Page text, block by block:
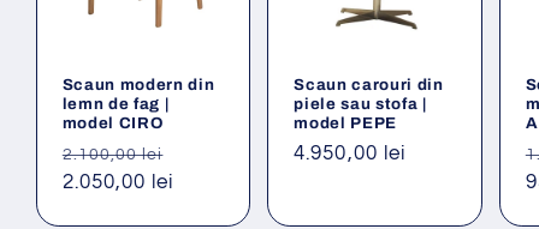
Scaun modern din
lemn de fag |
model CIRO
Preț
obișnuit
2.100,00 lei
2.050,00 lei
Scaun carouri din
piele sau stofa |
model PEPE
Preț
4.950,00 lei